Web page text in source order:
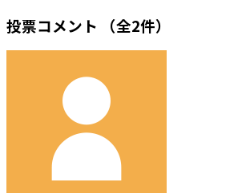
投票コメント （全2件）